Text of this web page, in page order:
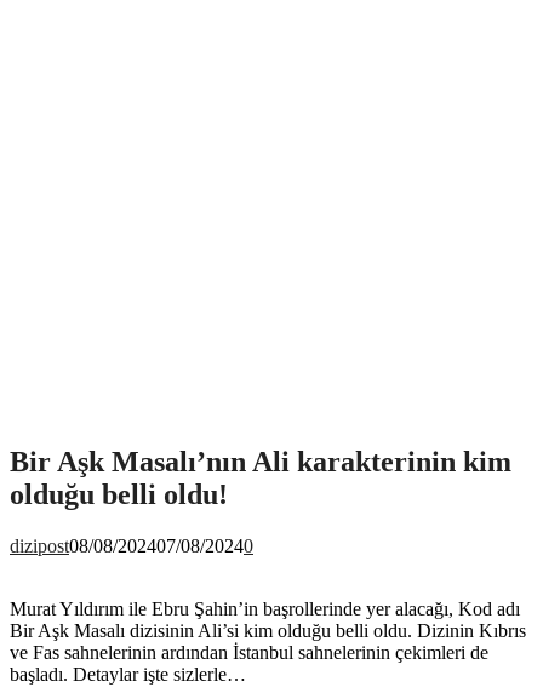
Bir Aşk Masalı’nın Ali karakterinin kim
olduğu belli oldu!
dizipost08/08/202407/08/20240
Murat Yıldırım ile Ebru Şahin’in başrollerinde yer alacağı, Kod adı
Bir Aşk Masalı dizisinin Ali’si kim olduğu belli oldu. Dizinin Kıbrıs
ve Fas sahnelerinin ardından İstanbul sahnelerinin çekimleri de
başladı. Detaylar işte sizlerle…